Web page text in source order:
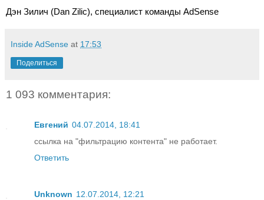
Дэн Зилич (Dan Zilic), специалист команды AdSense
Inside AdSense at 17:53
Поделиться
1 093 комментария:
Евгений 04.07.2014, 18:41
ссылка на "фильтрацию контента" не работает.
Ответить
Unknown 12.07.2014, 12:21